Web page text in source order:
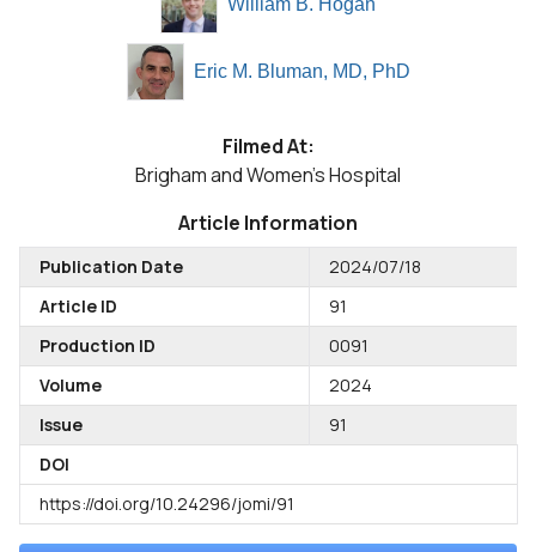
William B. Hogan
Eric M. Bluman, MD, PhD
Filmed At:
Brigham and Women's Hospital
Article Information
Publication Date
2024/07/18
Article ID
91
Production ID
0091
Volume
2024
Issue
91
DOI
https://doi.org/10.24296/jomi/91